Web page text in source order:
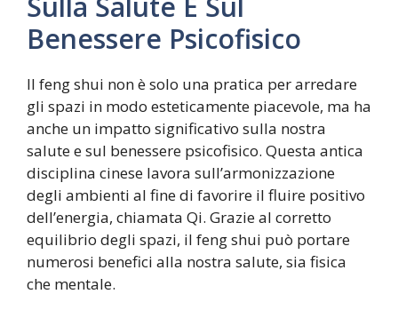
Benessere Psicofisico
Il feng shui non è solo una pratica per arredare
gli spazi in modo esteticamente piacevole, ma ha
anche un impatto significativo sulla nostra
salute e sul benessere psicofisico. Questa antica
disciplina cinese lavora sull’armonizzazione
degli ambienti al fine di favorire il fluire positivo
dell’energia, chiamata Qi. Grazie al corretto
equilibrio degli spazi, il feng shui può portare
numerosi benefici alla nostra salute, sia fisica
che mentale.